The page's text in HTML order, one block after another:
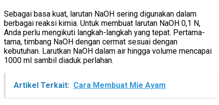
Sebagai basa kuat, larutan NaOH sering digunakan dalam
berbagai reaksi kimia. Untuk membuat larutan NaOH 0,1 N,
Anda perlu mengikuti langkah-langkah yang tepat. Pertama-
tama, timbang NaOH dengan cermat sesuai dengan
kebutuhan. Larutkan NaOH dalam air hingga volume mencapai
1000 ml sambil diaduk perlahan.
Artikel Terkait: Cara Membuat Mie Ayam